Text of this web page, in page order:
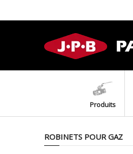
Produits
ROBINETS POUR GAZ